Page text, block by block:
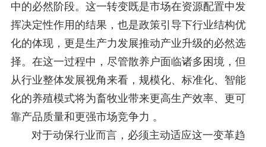
中的必然阶段。这一转变既是市场在资源配置中发
挥决定性作用的结果，也是政策引导下行业结构优
化的体现，更是生产力发展推动产业升级的必然选
择。在这一过程中，尽管散养户面临诸多困境，但
从行业整体发展视角来看，规模化、标准化、智能
化的养殖模式将为畜牧业带来更高生产效率、更可
靠产品质量和更强市场竞争力 。
对于动保行业而言，必须主动适应这一变革趋